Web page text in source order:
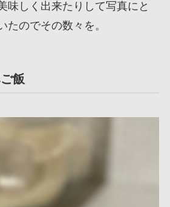
味しく出来たりして写真にと
たのでその数々を。
飯